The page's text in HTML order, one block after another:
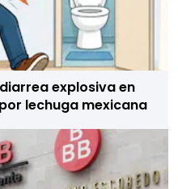
explosiva en
lechuga mexicana